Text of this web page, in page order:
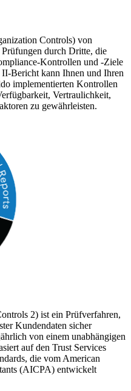
Controls) von
durch Dritte, die
Kontrollen und -Ziele
Bericht kann Ihnen und Ihren
implementierten Kontrollen
Vertraulichkeit,
zu gewährleisten.
2) ist ein Prüfverfahren,
Kundendaten sicher
von einem unabhängigen
auf den Trust Services
die vom American
(AICPA) entwickelt